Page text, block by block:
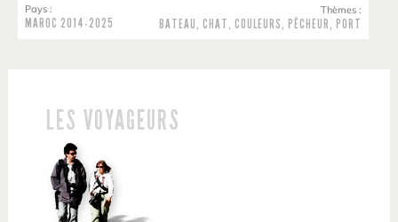
Pays :
MAROC 2014-2025
Thèmes :
BATEAU, CHAT, COULEURS, PÊCHEUR, PORT
LES VOYAGEURS